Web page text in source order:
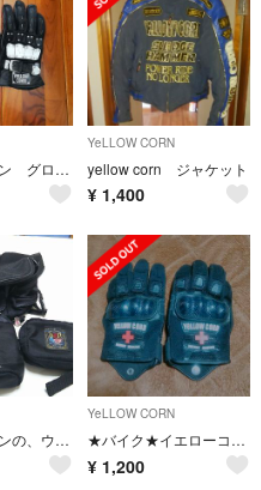
イエローコーン グローブ
YeLLOW CORN
yellow corn ジャケット
¥ 1,400
イエローコーンの、ウェストポーチ
YeLLOW CORN
★バイク★イエローコーン★グローブ★
¥ 1,200